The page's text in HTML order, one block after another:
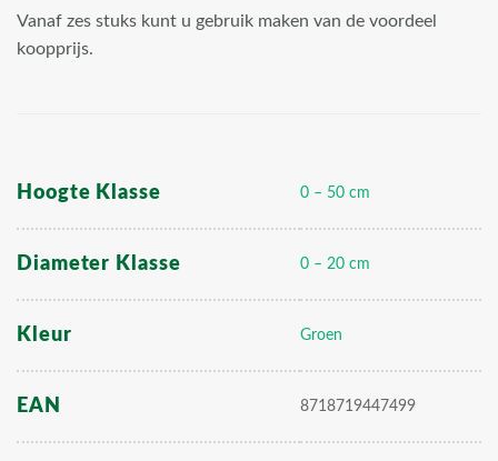
Vanaf zes stuks kunt u gebruik maken van de voordeel
koopprijs.
Hoogte Klasse 0 – 50 cm
Diameter Klasse 0 – 20 cm
Kleur Groen
EAN 8718719447499